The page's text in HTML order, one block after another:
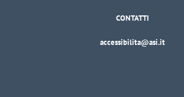
CONTATTI
accessibilita@asi.it